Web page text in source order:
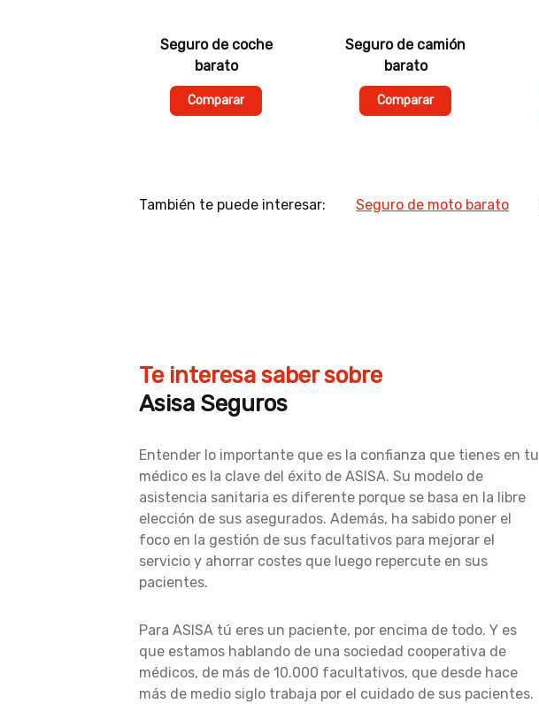
Seguro de coche
barato
Comparar
Seguro de camión
barato
Comparar
También te puede interesar: Seguro de moto barato
Te interesa saber sobre
Asisa Seguros
Entender lo importante que es la confianza que tienes en tu
médico es la clave del éxito de ASISA. Su modelo de
asistencia sanitaria es diferente porque se basa en la libre
elección de sus asegurados. Además, ha sabido poner el
foco en la gestión de sus facultativos para mejorar el
servicio y ahorrar costes que luego repercute en sus
pacientes.
Para ASISA tú eres un paciente, por encima de todo. Y es
que estamos hablando de una sociedad cooperativa de
médicos, de más de 10.000 facultativos, que desde hace
más de medio siglo trabaja por el cuidado de sus pacientes.